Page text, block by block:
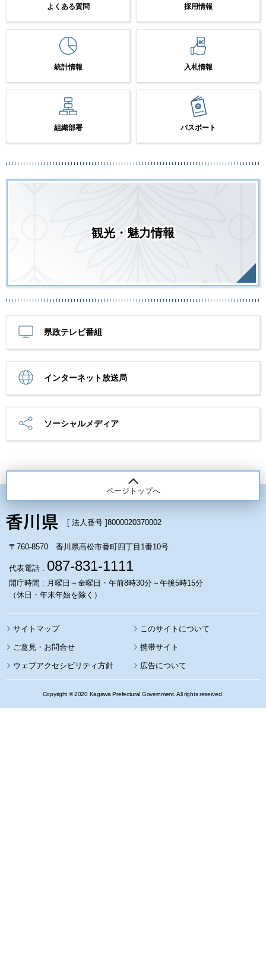
よくある質問 採用情報
統計情報 入札情報
組織部署 パスポート
観光・魅力情報
県政テレビ番組
インターネット放送局
ソーシャルメディア
ページトップへ
[ 法人番号 ]8000020370002
〒760-8570 香川県高松市番町四丁目1番10号
代表電話 : 087-831-1111
開庁時間 : 月曜日～金曜日・午前8時30分～午後5時15分
（休日・年末年始を除く）
サイトマップ このサイトについて
携帯サイト
ウェブアクセシビリティ方針 広告について
Copyright © 2020 Kagawa Prefectural Government. All rights reserved.